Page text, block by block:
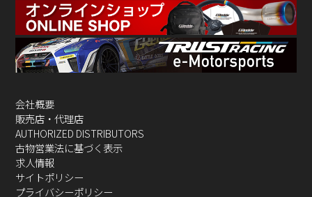
会社概要
販売店・代理店
AUTHORIZED DISTRIBUTORS
古物営業法に基づく表示
求人情報
サイトポリシー
プライバシーポリシー